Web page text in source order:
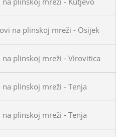
na plinskoj mreži - Osijek
plinskoj mreži - Virovitica
plinskoj mreži - Tenja
plinskoj mreži - Tenja